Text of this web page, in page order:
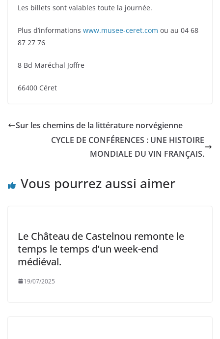
Les billets sont valables toute la journée.
Plus d’informations www.musee-ceret.com ou au 04 68
87 27 76
8 Bd Maréchal Joffre
66400 Céret
Sur les chemins de la littérature norvégienne
CYCLE DE CONFÉRENCES : UNE HISTOIRE
MONDIALE DU VIN FRANÇAIS.
Vous pourrez aussi aimer
Le Château de Castelnou remonte le
temps le temps d’un week-end
médiéval.
19/07/2025